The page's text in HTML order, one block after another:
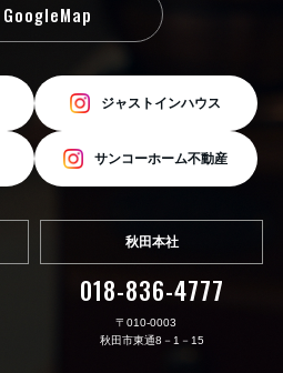
GoogleMap
ジャストインハウス
サンコーホーム不動産
秋田本社
018-836-4777
〒010-0003
秋田市東通8－1－15